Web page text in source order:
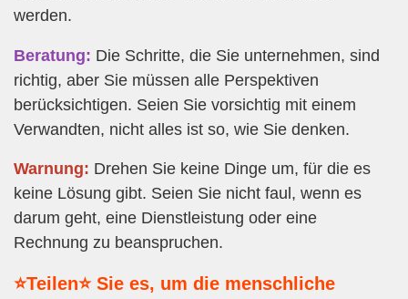
werden.
Beratung: Die Schritte, die Sie unternehmen, sind
richtig, aber Sie müssen alle Perspektiven
berücksichtigen. Seien Sie vorsichtig mit einem
Verwandten, nicht alles ist so, wie Sie denken.
Warnung: Drehen Sie keine Dinge um, für die es
keine Lösung gibt. Seien Sie nicht faul, wenn es
darum geht, eine Dienstleistung oder eine
Rechnung zu beanspruchen.
⭐Teilen⭐ Sie es, um die menschliche